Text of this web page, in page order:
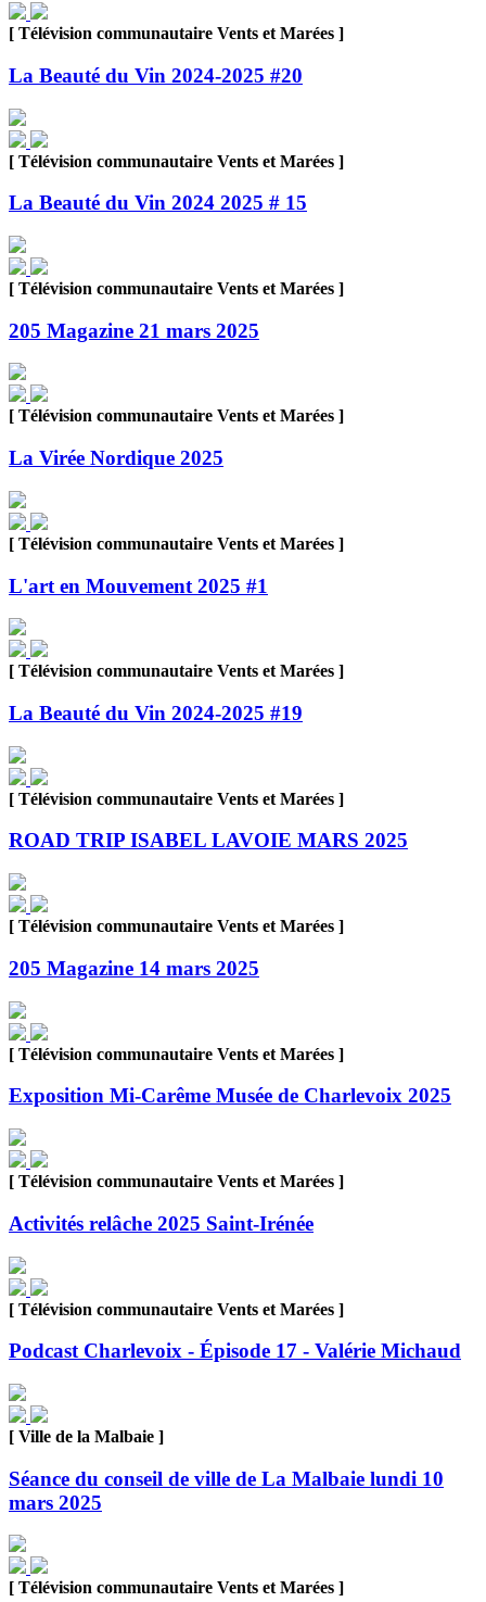
[ Télévision communautaire Vents et Marées ]
La Beauté du Vin 2024-2025 #20
[ Télévision communautaire Vents et Marées ]
La Beauté du Vin 2024 2025 # 15
[ Télévision communautaire Vents et Marées ]
205 Magazine 21 mars 2025
[ Télévision communautaire Vents et Marées ]
La Virée Nordique 2025
[ Télévision communautaire Vents et Marées ]
L'art en Mouvement 2025 #1
[ Télévision communautaire Vents et Marées ]
La Beauté du Vin 2024-2025 #19
[ Télévision communautaire Vents et Marées ]
ROAD TRIP ISABEL LAVOIE MARS 2025
[ Télévision communautaire Vents et Marées ]
205 Magazine 14 mars 2025
[ Télévision communautaire Vents et Marées ]
Exposition Mi-Carême Musée de Charlevoix 2025
[ Télévision communautaire Vents et Marées ]
Activités relâche 2025 Saint-Irénée
[ Télévision communautaire Vents et Marées ]
Podcast Charlevoix - Épisode 17 - Valérie Michaud
[ Ville de la Malbaie ]
Séance du conseil de ville de La Malbaie lundi 10
mars 2025
[ Télévision communautaire Vents et Marées ]